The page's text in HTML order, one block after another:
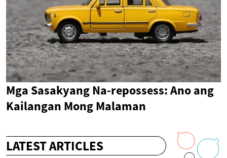
Mga Sasakyang Na-repossess: Ano ang
Kailangan Mong Malaman
LATEST ARTICLES